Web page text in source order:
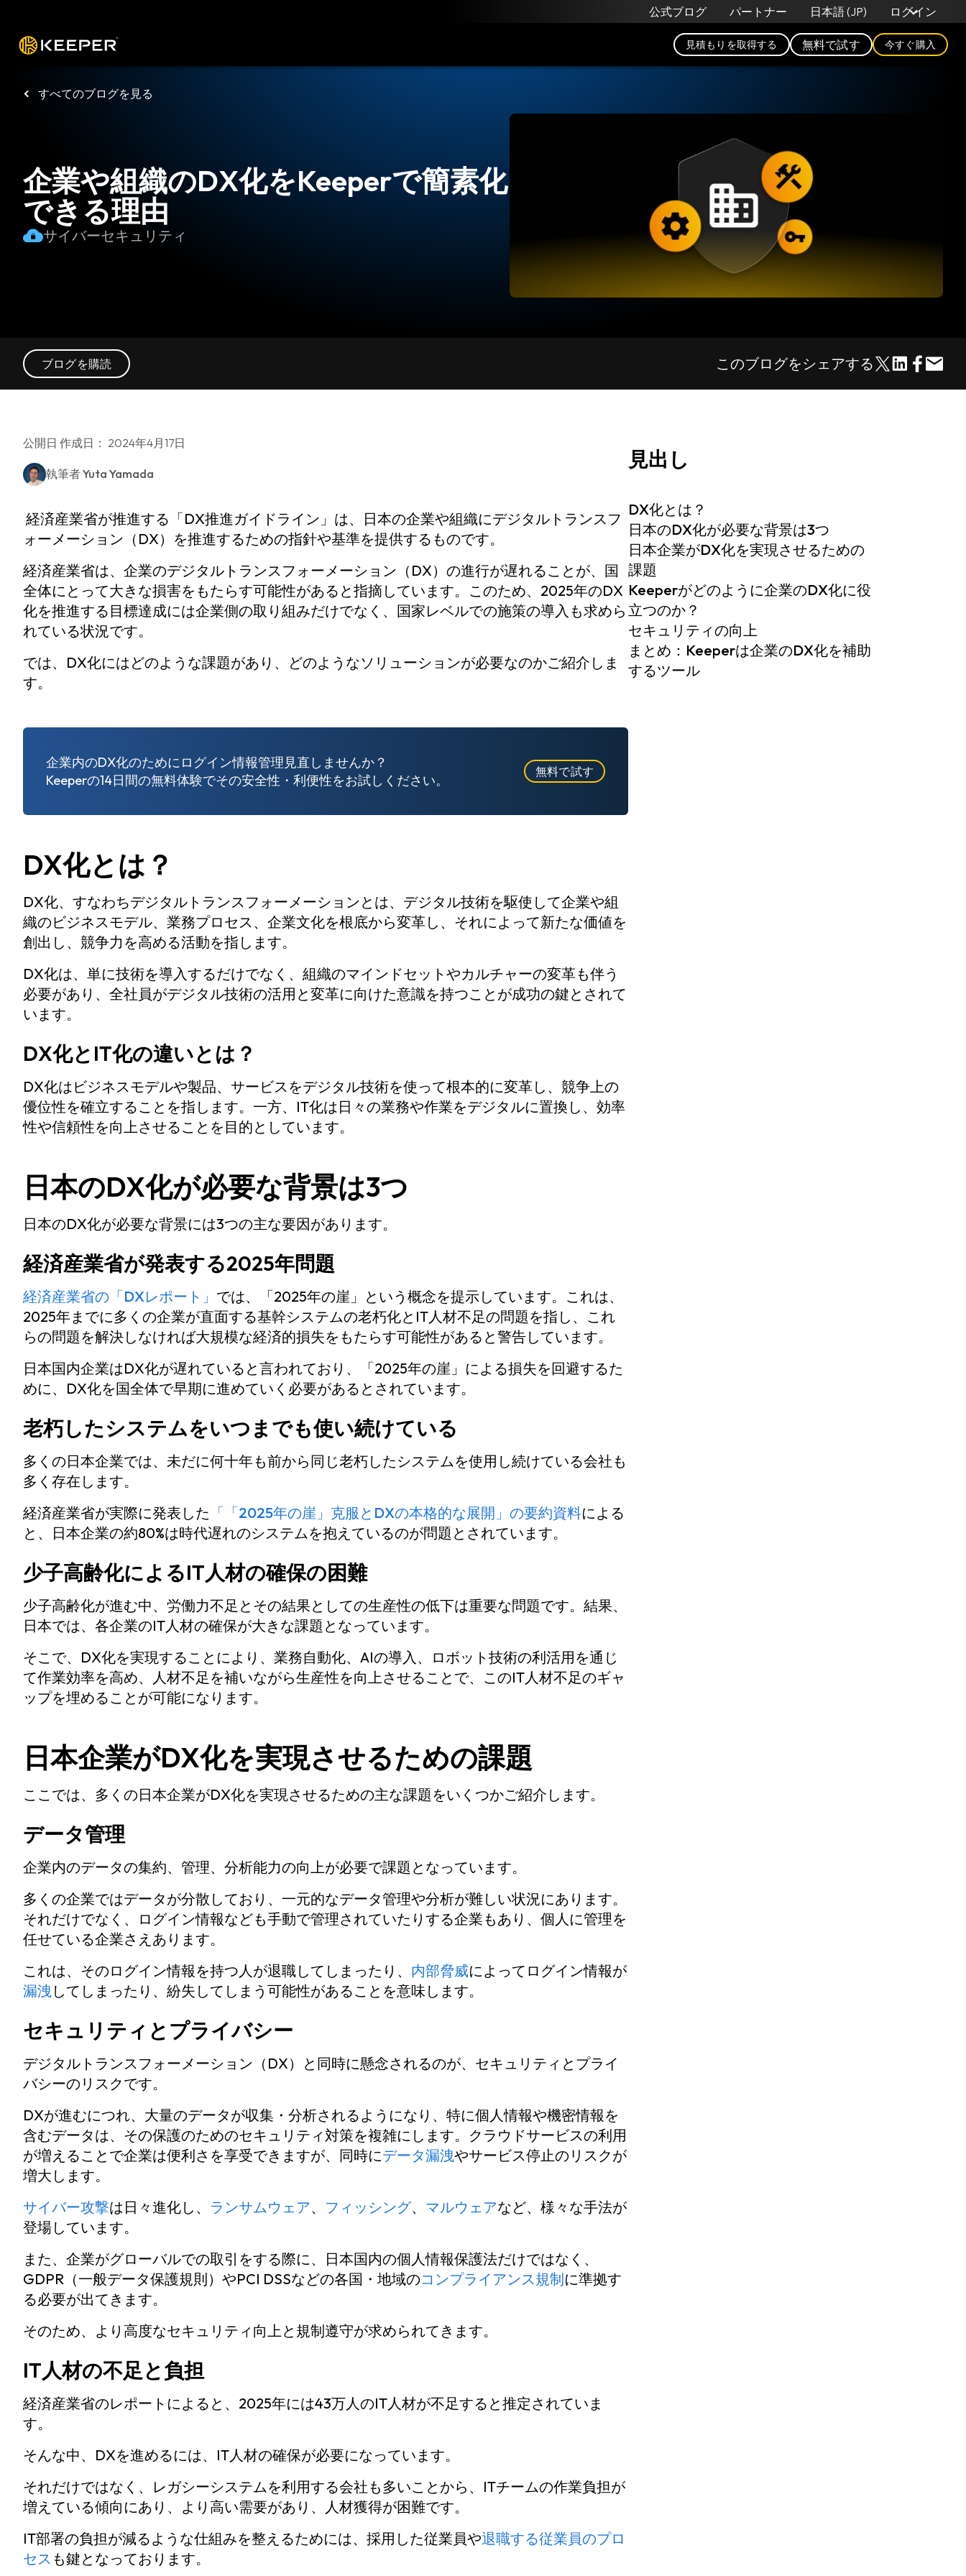
公式ブログ パートナー 日本語 (JP) ログイン
見積もりを取得する 無料で試す 今すぐ購入
すべてのブログを見る
企業や組織のDX化をKeeperで簡素化
できる理由
サイバーセキュリティ
ブログを購読 このブログをシェアする
公開日 作成日： 2024年4月17日
執筆者Yuta Yamada
経済産業省が推進する「DX推進ガイドライン」は、日本の企業や組織にデジタルトランスフ
ォーメーション（DX）を推進するための指針や基準を提供するものです。
経済産業省は、企業のデジタルトランスフォーメーション（DX）の進行が遅れることが、国
全体にとって大きな損害をもたらす可能性があると指摘しています。このため、2025年のDX
化を推進する目標達成には企業側の取り組みだけでなく、国家レベルでの施策の導入も求めら
れている状況です。
では、DX化にはどのような課題があり、どのようなソリューションが必要なのかご紹介しま
す。
企業内のDX化のためにログイン情報管理見直しませんか？
Keeperの14日間の無料体験でその安全性・利便性をお試しください。
無料で試す
DX化とは？
DX化、すなわちデジタルトランスフォーメーションとは、デジタル技術を駆使して企業や組
織のビジネスモデル、業務プロセス、企業文化を根底から変革し、それによって新たな価値を
創出し、競争力を高める活動を指します。
DX化は、単に技術を導入するだけでなく、組織のマインドセットやカルチャーの変革も伴う
必要があり、全社員がデジタル技術の活用と変革に向けた意識を持つことが成功の鍵とされて
います。
DX化とIT化の違いとは？
DX化はビジネスモデルや製品、サービスをデジタル技術を使って根本的に変革し、競争上の
優位性を確立することを指します。一方、IT化は日々の業務や作業をデジタルに置換し、効率
性や信頼性を向上させることを目的としています。
日本のDX化が必要な背景は3つ
日本のDX化が必要な背景には3つの主な要因があります。
経済産業省が発表する2025年問題
経済産業省の「DXレポート」 では、「2025年の崖」という概念を提示しています。これは、
2025年までに多くの企業が直面する基幹システムの老朽化とIT人材不足の問題を指し、これ
らの問題を解決しなければ大規模な経済的損失をもたらす可能性があると警告しています。
日本国内企業はDX化が遅れていると言われており、「2025年の崖」による損失を回避するた
めに、DX化を国全体で早期に進めていく必要があるとされています。
老朽したシステムをいつまでも使い続けている
多くの日本企業では、未だに何十年も前から同じ老朽したシステムを使用し続けている会社も
多く存在します。
経済産業省が実際に発表した 「「2025年の崖」克服とDXの本格的な展開」の要約資料による
と、日本企業の約80%は時代遅れのシステムを抱えているのが問題とされています。
少子高齢化によるIT人材の確保の困難
少子高齢化が進む中、労働力不足とその結果としての生産性の低下は重要な問題です。結果、
日本では、各企業のIT人材の確保が大きな課題となっています。
そこで、DX化を実現することにより、業務自動化、AIの導入、ロボット技術の利活用を通じ
て作業効率を高め、人材不足を補いながら生産性を向上させることで、このIT人材不足のギャ
ップを埋めることが可能になります。
日本企業がDX化を実現させるための課題
ここでは、多くの日本企業がDX化を実現させるための主な課題をいくつかご紹介します。
データ管理
企業内のデータの集約、管理、分析能力の向上が必要で課題となっています。
多くの企業ではデータが分散しており、一元的なデータ管理や分析が難しい状況にあります。
それだけでなく、ログイン情報なども手動で管理されていたりする企業もあり、個人に管理を
任せている企業さえあります。
これは、そのログイン情報を持つ人が退職してしまったり、 内部脅威によってログイン情報が
漏洩してしまったり、紛失してしまう可能性があることを意味します。
セキュリティとプライバシー
デジタルトランスフォーメーション（DX）と同時に懸念されるのが、セキュリティとプライ
バシーのリスクです。
DXが進むにつれ、大量のデータが収集・分析されるようになり、特に個人情報や機密情報を
含むデータは、その保護のためのセキュリティ対策を複雑にします。クラウドサービスの利用
が増えることで企業は便利さを享受できますが、同時にデータ漏洩やサービス停止のリスクが
増大します。
サイバー攻撃は日々進化し、 ランサムウェア、 フィッシング、 マルウェアなど、様々な手法が
登場しています。
また、企業がグローバルでの取引をする際に、日本国内の個人情報保護法だけではなく、
GDPR（一般データ保護規則）やPCI DSSなどの各国・地域のコンプライアンス規制に準拠す
る必要が出てきます。
そのため、より高度なセキュリティ向上と規制遵守が求められてきます。
IT人材の不足と負担
経済産業省のレポートによると、2025年には43万人のIT人材が不足すると推定されていま
す。
そんな中、DXを進めるには、IT人材の確保が必要になっています。
それだけではなく、レガシーシステムを利用する会社も多いことから、ITチームの作業負担が
増えている傾向にあり、より高い需要があり、人材獲得が困難です。
IT部署の負担が減るような仕組みを整えるためには、採用した従業員や退職する従業員のプロ
セス も鍵となっております。
見出し
DX化とは？
日本のDX化が必要な背景は3つ
日本企業がDX化を実現させるための
課題
Keeperがどのように企業のDX化に役
立つのか？
セキュリティの向上
まとめ：Keeperは企業のDX化を補助
するツール